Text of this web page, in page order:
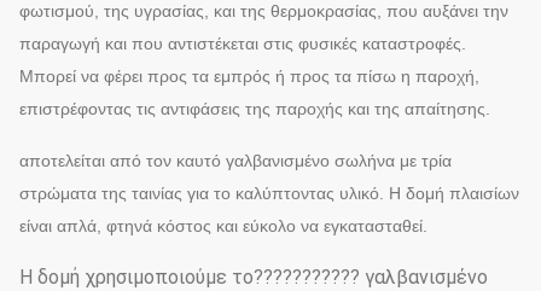
φωτισμού, της υγρασίας, και της θερμοκρασίας, που αυξάνει την
παραγωγή και που αντιστέκεται στις φυσικές καταστροφές.
Μπορεί να φέρει προς τα εμπρός ή προς τα πίσω η παροχή,
επιστρέφοντας τις αντιφάσεις της παροχής και της απαίτησης.
αποτελείται από τον καυτό γαλβανισμένο σωλήνα με τρία
στρώματα της ταινίας για το καλύπτοντας υλικό. Η δομή πλαισίων
είναι απλά, φτηνά κόστος και εύκολο να εγκατασταθεί.
Η δομή χρησιμοποιούμε το??????????? γαλβανισμένο